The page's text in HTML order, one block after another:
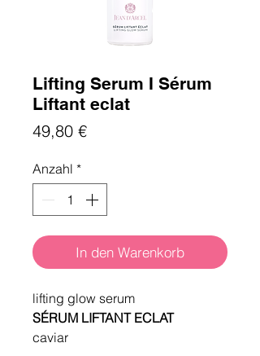
Lifting Serum I Sérum
Liftant eclat
49,80 €Preis
Anzahl *
In den Warenkorb
lifting glow serum
SÉRUM LIFTANT ECLAT
caviar